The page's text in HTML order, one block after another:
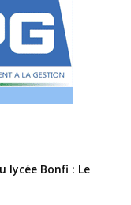
lycée Bonfi : Le